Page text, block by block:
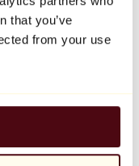
that you’ve
from your use